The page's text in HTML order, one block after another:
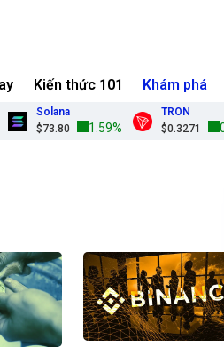
Kiến thức 101 Khám phá
Solana
$73.80
1.59%
TRON
$0.3271
0.13%